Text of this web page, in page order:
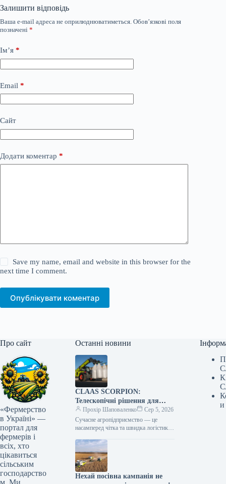
Залишити відповідь
Ваша e-mail адреса не оприлюднюватиметься. Обов’язкові поля
позначені *
Ім’я *
Email *
Сайт
Додати коментар *
Save my name, email and website in this browser for the
next time I comment.
Опублікувати коментар
Про сайт
«Фермерство
в Україні» —
портал для
фермерів і
всіх, хто
цікавиться
сільським
господарство
м. Ми
Останні новини
CLAAS SCORPION:
Телескопічні рішення для
ефективного агрологістичного
менеджменту
Прохір Шаповаленко
Сер 5, 2026
Сучасне агропідприємство — це
насамперед чітка та швидка логістика.
тисяч тонн зерна, робота з
біогазовими…
Нехай посівна кампанія не
и